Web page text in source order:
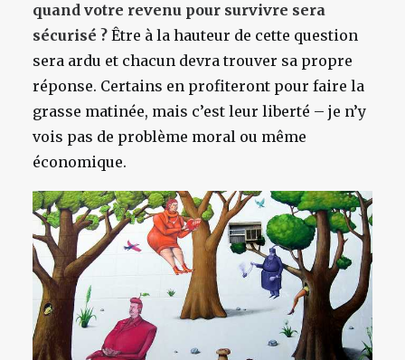
quand votre revenu pour survivre sera
sécurisé ? Être à la hauteur de cette question
sera ardu et chacun devra trouver sa propre
réponse. Certains en profiteront pour faire la
grasse matinée, mais c’est leur liberté – je n’y
vois pas de problème moral ou même
économique.